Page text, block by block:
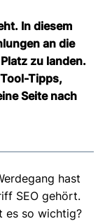
In diesem
an die
zu landen.
Tipps,
Seite nach
hast
SEO gehört.
es so wichtig?